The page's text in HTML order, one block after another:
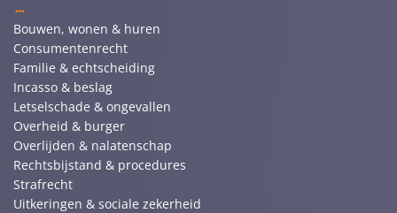
Bouwen, wonen & huren
Consumentenrecht
Familie & echtscheiding
Incasso & beslag
Letselschade & ongevallen
Overheid & burger
Overlijden & nalatenschap
Rechtsbijstand & procedures
Strafrecht
Uitkeringen & sociale zekerheid